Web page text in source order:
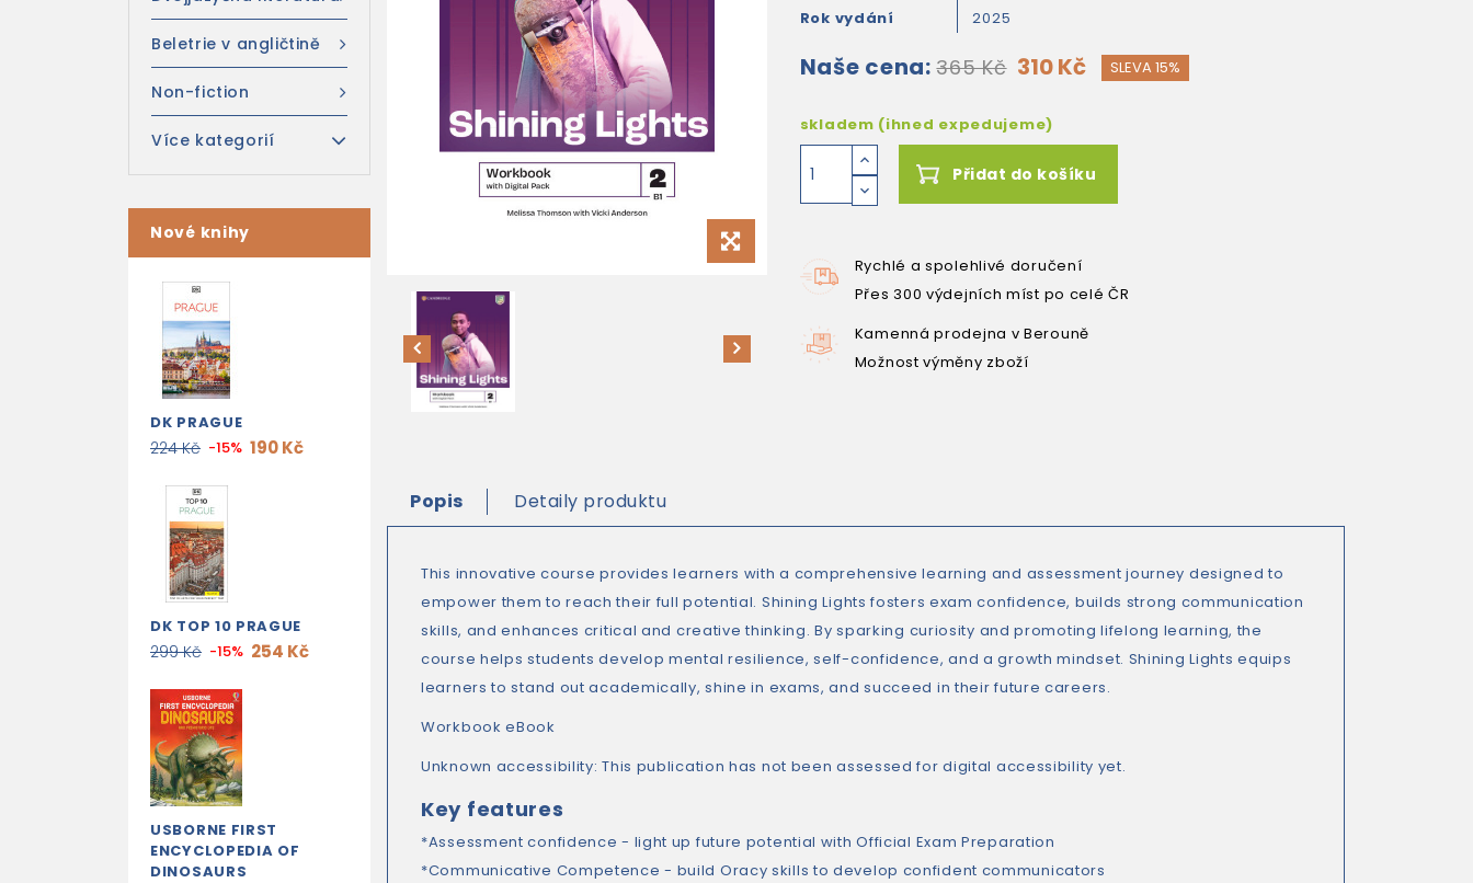
Beletrie v angličtině
Non-fiction
Více kategorií
Nové knihy
DK PRAGUE
224 Kč -15% 190 Kč
DK TOP 10 PRAGUE
299 Kč -15% 254 Kč
USBORNE FIRST
ENCYCLOPEDIA OF
DINOSAURS
Rok vydání
2025
Naše cena: 365 Kč 310 Kč SLEVA 15%
skladem (ihned expedujeme)
Přidat do košíku
Rychlé a spolehlivé doručení
Přes 300 výdejních míst po celé ČR
Kamenná prodejna v Berouně
Možnost výměny zboží
Popis Detaily produktu
This innovative course provides learners with a comprehensive learning and assessment journey designed to
empower them to reach their full potential. Shining Lights fosters exam confidence, builds strong communication
skills, and enhances critical and creative thinking. By sparking curiosity and promoting lifelong learning, the
course helps students develop mental resilience, self-confidence, and a growth mindset. Shining Lights equips
learners to stand out academically, shine in exams, and succeed in their future careers.
Workbook eBook
Unknown accessibility: This publication has not been assessed for digital accessibility yet.
Key features
*Assessment confidence - light up future potential with Official Exam Preparation
*Communicative Competence - build Oracy skills to develop confident communicators